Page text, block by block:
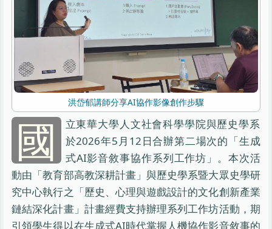
洪岱郁講師分享AI協作影像創作步驟
國
立東華大學人文社會科學學院與歷史學系
於2026年5月12日合辦第二場次的「生成
式AI影音敘事協作系列工作坊」。本次活
動由「教育部高教深耕計畫」與歷史學系暨大眾史學研
究中心執行之「歷史、心理與遊戲設計的文化創新產業
鏈結深化計畫」計畫經費支持辦理系列工作坊活動，期
引領學生得以在生成式AI時代掌握人機協作影音敘事的